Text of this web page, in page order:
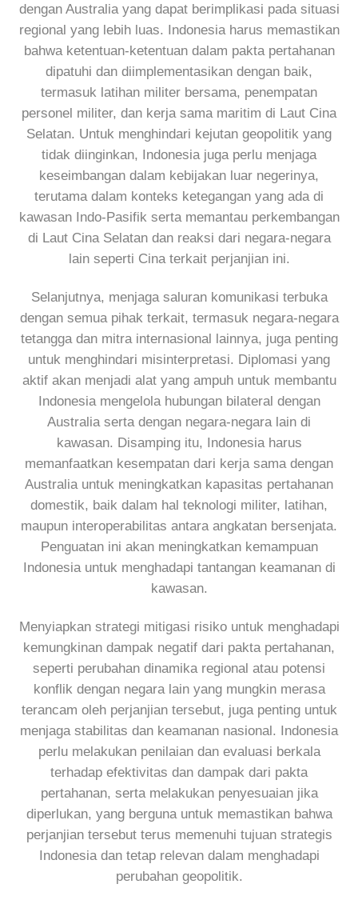
dengan Australia yang dapat berimplikasi pada situasi
regional yang lebih luas. Indonesia harus memastikan
bahwa ketentuan-ketentuan dalam pakta pertahanan
dipatuhi dan diimplementasikan dengan baik,
termasuk latihan militer bersama, penempatan
personel militer, dan kerja sama maritim di Laut Cina
Selatan. Untuk menghindari kejutan geopolitik yang
tidak diinginkan, Indonesia juga perlu menjaga
keseimbangan dalam kebijakan luar negerinya,
terutama dalam konteks ketegangan yang ada di
kawasan Indo-Pasifik serta memantau perkembangan
di Laut Cina Selatan dan reaksi dari negara-negara
lain seperti Cina terkait perjanjian ini.
Selanjutnya, menjaga saluran komunikasi terbuka
dengan semua pihak terkait, termasuk negara-negara
tetangga dan mitra internasional lainnya, juga penting
untuk menghindari misinterpretasi. Diplomasi yang
aktif akan menjadi alat yang ampuh untuk membantu
Indonesia mengelola hubungan bilateral dengan
Australia serta dengan negara-negara lain di
kawasan. Disamping itu, Indonesia harus
memanfaatkan kesempatan dari kerja sama dengan
Australia untuk meningkatkan kapasitas pertahanan
domestik, baik dalam hal teknologi militer, latihan,
maupun interoperabilitas antara angkatan bersenjata.
Penguatan ini akan meningkatkan kemampuan
Indonesia untuk menghadapi tantangan keamanan di
kawasan.
Menyiapkan strategi mitigasi risiko untuk menghadapi
kemungkinan dampak negatif dari pakta pertahanan,
seperti perubahan dinamika regional atau potensi
konflik dengan negara lain yang mungkin merasa
terancam oleh perjanjian tersebut, juga penting untuk
menjaga stabilitas dan keamanan nasional. Indonesia
perlu melakukan penilaian dan evaluasi berkala
terhadap efektivitas dan dampak dari pakta
pertahanan, serta melakukan penyesuaian jika
diperlukan, yang berguna untuk memastikan bahwa
perjanjian tersebut terus memenuhi tujuan strategis
Indonesia dan tetap relevan dalam menghadapi
perubahan geopolitik.